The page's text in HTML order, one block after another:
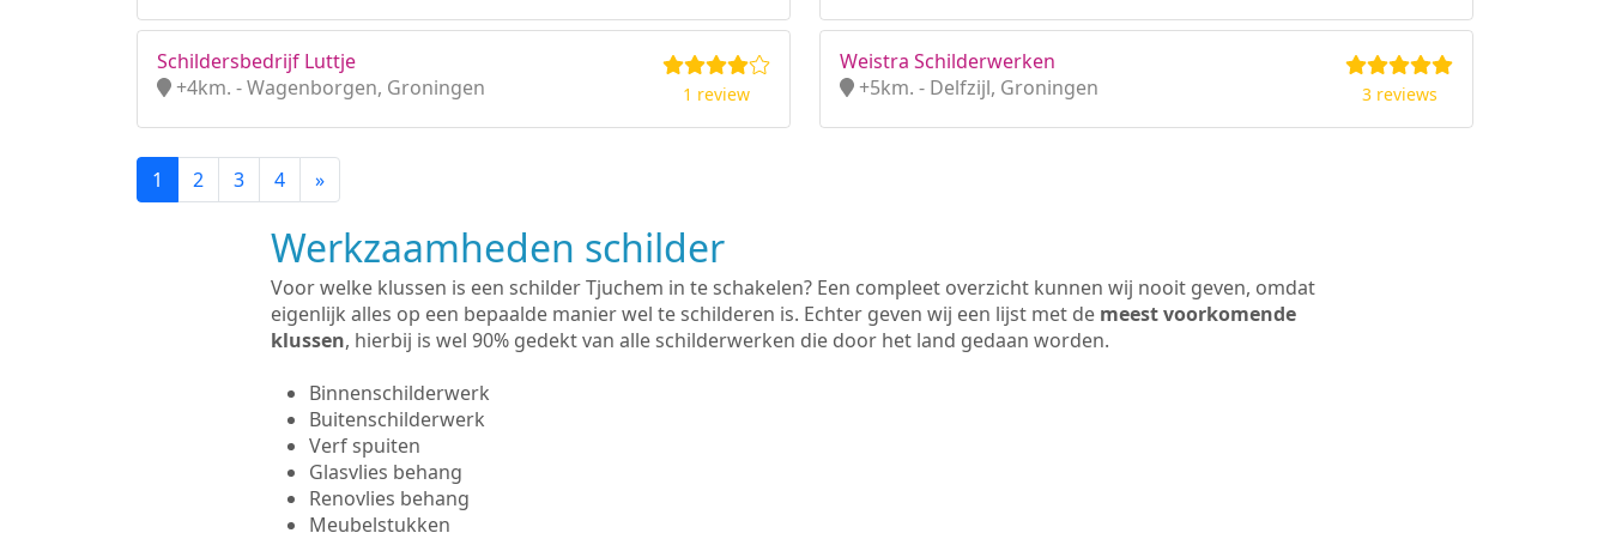
Schildersbedrijf Luttje
+4km. - Wagenborgen, Groningen
1 review
Weistra Schilderwerken
+5km. - Delfzijl, Groningen
3 reviews
1 2 3 4 »
Werkzaamheden schilder
Voor welke klussen is een schilder Tjuchem in te schakelen? Een compleet overzicht kunnen wij nooit geven, omdat
eigenlijk alles op een bepaalde manier wel te schilderen is. Echter geven wij een lijst met de meest voorkomende
klussen, hierbij is wel 90% gedekt van alle schilderwerken die door het land gedaan worden.
Binnenschilderwerk
Buitenschilderwerk
Verf spuiten
Glasvlies behang
Renovlies behang
Meubelstukken